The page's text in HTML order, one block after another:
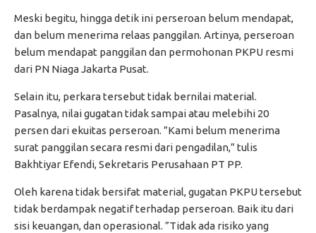
Meski begitu, hingga detik ini perseroan belum mendapat,
dan belum menerima relaas panggilan. Artinya, perseroan
belum mendapat panggilan dan permohonan PKPU resmi
dari PN Niaga Jakarta Pusat.
Selain itu, perkara tersebut tidak bernilai material.
Pasalnya, nilai gugatan tidak sampai atau melebihi 20
persen dari ekuitas perseroan. ”Kami belum menerima
surat panggilan secara resmi dari pengadilan,” tulis
Bakhtiyar Efendi, Sekretaris Perusahaan PT PP.
Oleh karena tidak bersifat material, gugatan PKPU tersebut
tidak berdampak negatif terhadap perseroan. Baik itu dari
sisi keuangan, dan operasional. ”Tidak ada risiko yang